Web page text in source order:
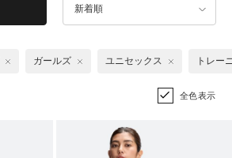
新着順
ガールズ ユニセックス トレー
全色表示